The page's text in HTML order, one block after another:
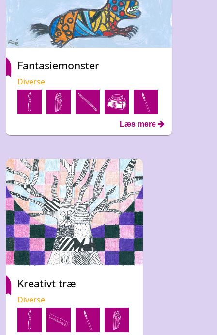
Fantasiemonster
Diverse
Læs mere
Kreativt træ
Diverse